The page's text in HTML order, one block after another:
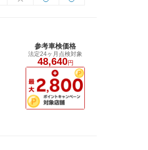
参考車検価格
法定24ヶ月点検対象
48,640円